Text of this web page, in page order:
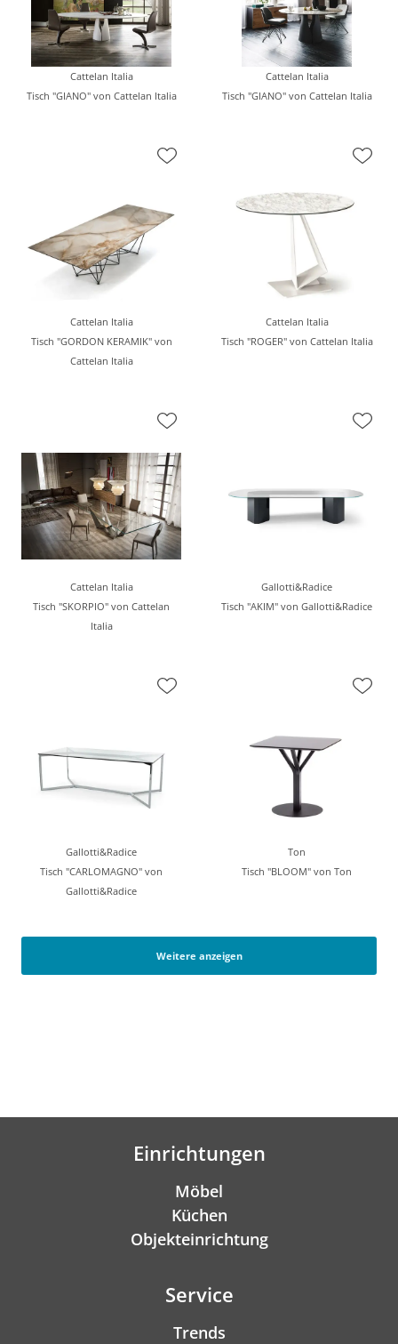
Cattelan Italia
Tisch "GIANO" von Cattelan Italia
Cattelan Italia
Tisch "GIANO" von Cattelan Italia
Cattelan Italia
Tisch "GORDON KERAMIK" von
Cattelan Italia
Cattelan Italia
Tisch "ROGER" von Cattelan Italia
Cattelan Italia
Tisch "SKORPIO" von Cattelan
Italia
Gallotti&Radice
Tisch "AKIM" von Gallotti&Radice
Gallotti&Radice
Tisch "CARLOMAGNO" von
Gallotti&Radice
Ton
Tisch "BLOOM" von Ton
Weitere anzeigen
Einrichtungen
Möbel
Küchen
Objekteinrichtung
Service
Trends